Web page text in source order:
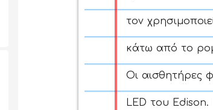
τον
κάτω από το
Οι αισθητήρες
LED του